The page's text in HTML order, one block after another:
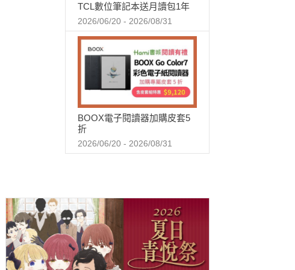
TCL數位筆記本送月讀包1年
2026/06/20 - 2026/08/31
BOOX電子閱讀器加購皮套5
折
2026/06/20 - 2026/08/31